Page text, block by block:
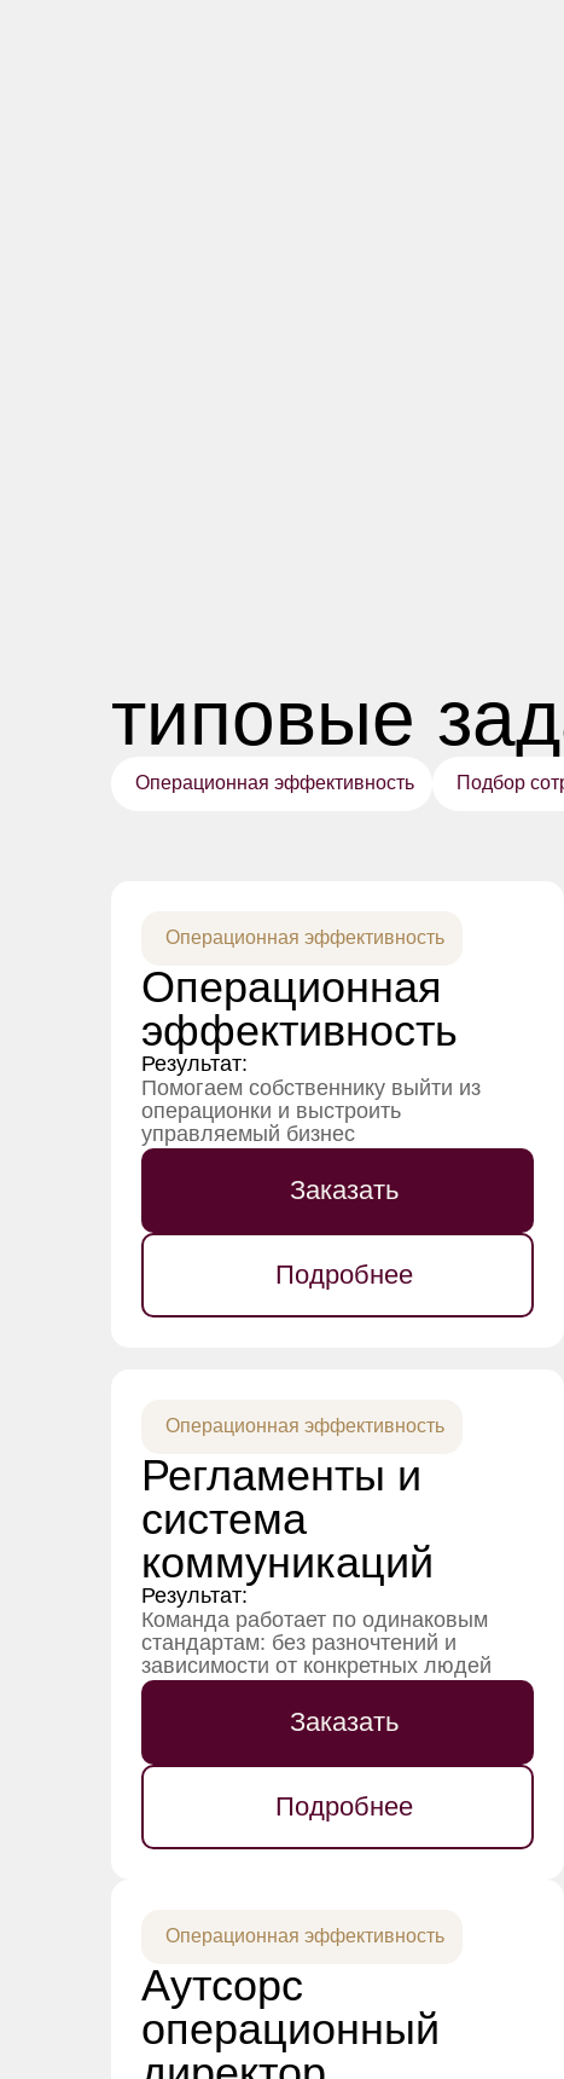
типовые
Операционная эффективность Подбор
Операционная эффективность
Операционная
эффективность
Результат:
Помогаем собственнику выйти из
операционки и выстроить
управляемый бизнес
Заказать
Подробнее
Операционная эффективность
Регламенты и
система
коммуникаций
Результат:
Команда работает по одинаковым
стандартам: без разночтений и
зависимости от конкретных людей
Заказать
Подробнее
Операционная эффективность
Аутсорс
операционный